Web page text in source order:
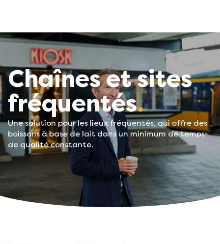
Chaînes et sites
fréquentés
Une solution pour les lieux fréquentés, qui offre des
boissons à base de lait dans un minimum de temps
de qualité constante.